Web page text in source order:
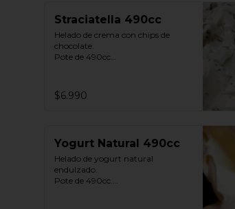
Straciatella 490cc
Helado de crema con chips de
chocolate.
Pote de 490cc
$6.990
Yogurt Natural 490cc
Helado de yogurt natural
endulzado.
Pote de 490cc.